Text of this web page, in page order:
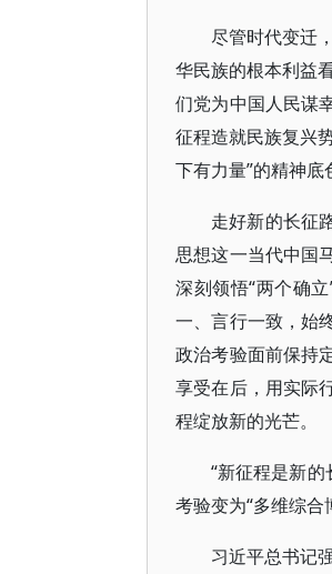
尽管时代变迁
华民族的根本利益
们党为中国人民谋
征程造就民族复兴
下有力量”的精神底
走好新的长征
思想这一当代中国
深刻领悟“两个确
一、言行一致，始
政治考验面前保持
享受在后，用实际
程绽放新的光芒。
“新征程是新的
考验变为“多维综
习近平总书记